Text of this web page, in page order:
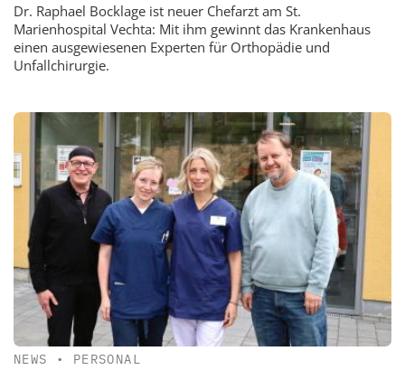
Dr. Raphael Bocklage ist neuer Chefarzt am St.
Marienhospital Vechta: Mit ihm gewinnt das Krankenhaus
einen ausgewiesenen Experten für Orthopädie und
Unfallchirurgie.
NEWS • PERSONAL